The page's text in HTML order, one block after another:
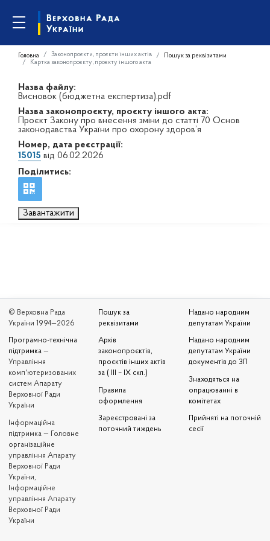
Головна Законопроєкти, проєкти інших актів
Пошук за реквізитами
Картка законопроєкту, проєкту іншого акта
Назва файлу:
Висновок (бюджетна експертиза).pdf
Назва законопроєкту, проєкту іншого акта:
Проєкт Закону про внесення зміни до статті 70 Основ
законодавства України про охорону здоров’я
Номер, дата реєстрації:
15015 від 06.02.2026
Поділитись:
Завантажити
© Верховна Рада
України 1994—2026
Програмно-технічна
підтримка —
Управління
комп'ютеризованих
систем Апарату
Верховної Ради
України
Iнформаційна
підтримка — Головне
організаційне
управління Апарату
Верховної Ради
України,
Інформаційне
управління Апарату
Верховної Ради
України
Пошук за
реквізитами
Архів
законопроєктів,
проєктів інших актів
за ( III – IX скл.)
Правила
оформлення
Зареєстровані за
поточний тиждень
Надано народним
депутатам України
Надано народним
депутатам України
документів до ЗП
Знаходяться на
опрацюванні в
комітетах
Прийняті на поточній
сесії